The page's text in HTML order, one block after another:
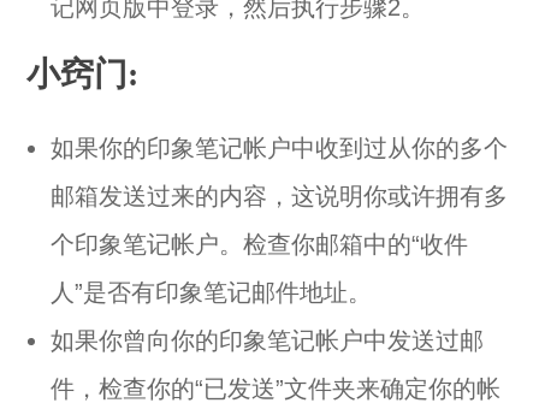
记网页版中登录，然后执行步骤2。
小窍门:
如果你的印象笔记帐户中收到过从你的多个
邮箱发送过来的内容，这说明你或许拥有多
个印象笔记帐户。检查你邮箱中的“收件
人”是否有印象笔记邮件地址。
如果你曾向你的印象笔记帐户中发送过邮
件，检查你的“已发送”文件夹来确定你的帐